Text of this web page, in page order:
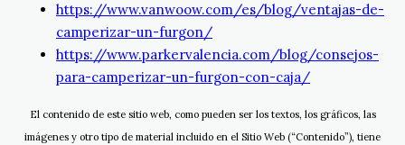
https://www.vanwoow.com/es/blog/ventajas-de-
camperizar-un-furgon/
https://www.parkervalencia.com/blog/consejos-
para-camperizar-un-furgon-con-caja/
El contenido de este sitio web, como pueden ser los textos, los gráficos, las
imágenes y otro tipo de material incluido en el Sitio Web (“Contenido”), tiene